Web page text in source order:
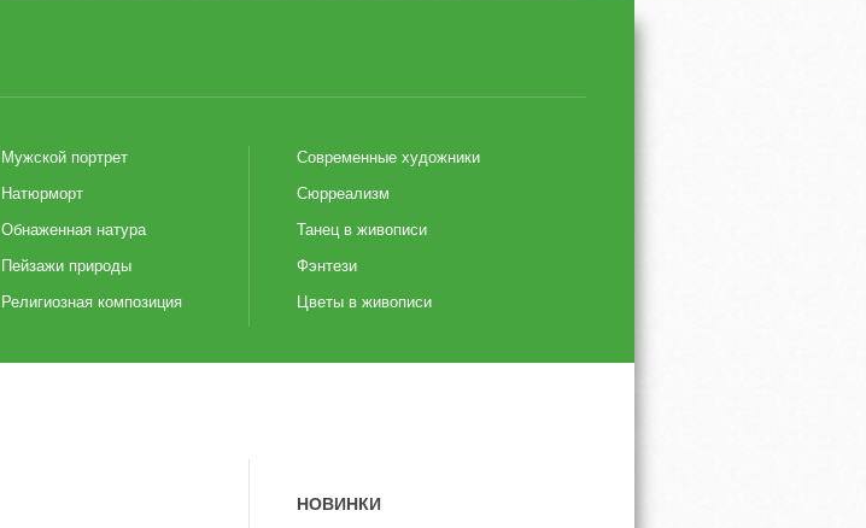
Мужской портрет
Натюрморт
Обнаженная натура
Пейзажи природы
Религиозная композиция
Современные художники
Сюрреализм
Танец в живописи
Фэнтези
Цветы в живописи
НОВИНКИ